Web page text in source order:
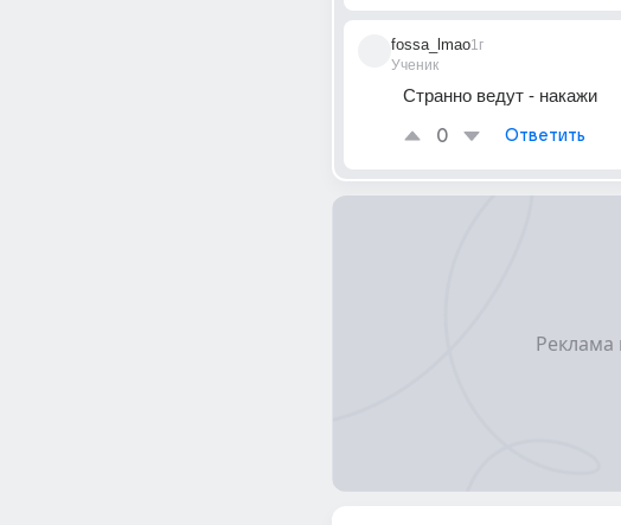
fossa_lmao
Ученик
1г
Странно ведут - накажи
0 Ответить